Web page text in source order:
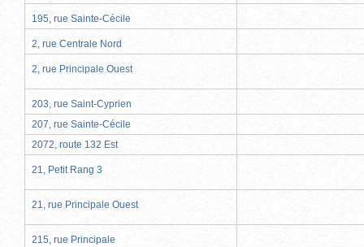
195, rue Sainte-Cécile
2, rue Centrale Nord
2, rue Principale Ouest
203, rue Saint-Cyprien
207, rue Sainte-Cécile
2072, route 132 Est
21, Petit Rang 3
21, rue Principale Ouest
215, rue Principale